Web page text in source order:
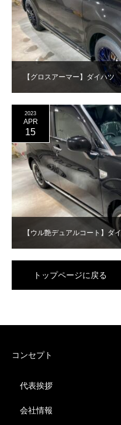
【グロスアーマー】ダイハ
【ウル艶デュアルコート】
2023
APR
15
トップページに戻る
コンセプト
代表挨拶
会社情報